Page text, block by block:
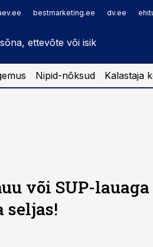
bestmarketing.ee dv.ee
Nipid-nõksud Kalastaja
või SUP-
seljas!